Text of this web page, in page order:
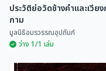
ประวัติย่อวัดช้างคำและเวีย
กาม
มูลนิธิอมรวรรณอุปถัมภ์
ว่าง 1/1 เล่ม